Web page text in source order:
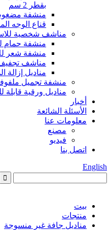
بقطر 2 سم
منشفة مضغوطة
قناع الوجه
مناشف شخصية
منشفة حمام
منشفة شعر
مناشف
مناديل إزالة
منشفة تجميل
مناديل ورقية قابلة
أخبار
الأسئلة الشائعة
معلومات عنا
مصنع
فيديو
اتصل بنا
English
بيت
منتجات
مناديل جافة غير منسوجة